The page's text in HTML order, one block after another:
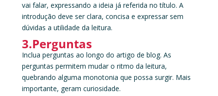
vai falar, expressando a ideia já referida no título. A
introdução deve ser clara, concisa e expressar sem
dúvidas a utilidade da leitura.
3.Perguntas
Inclua perguntas ao longo do artigo de blog. As
perguntas permitem mudar o ritmo da leitura,
quebrando alguma monotonia que possa surgir. Mais
importante, geram curiosidade.